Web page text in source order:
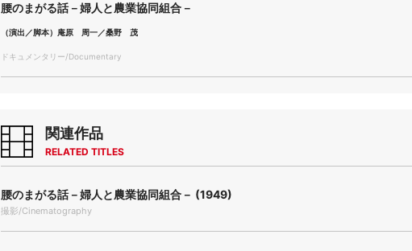
腰のまがる話－婦人と農業協同組合－
（演出／脚本）庵原 周一／桑野 茂
ドキュメンタリー/Documentary
関連作品
RELATED TITLES
腰のまがる話－婦人と農業協同組合－ (1949)
撮影/Cinematography